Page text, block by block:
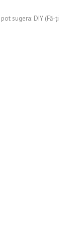
sugera: DIY (Fă-ți